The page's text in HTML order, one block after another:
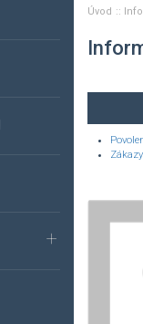
Úvod